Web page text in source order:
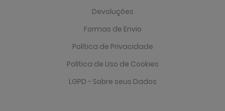
Devoluções
Formas de Envio
Política de Privacidade
Política de Uso de Cookies
LGPD - Sobre seus Dados